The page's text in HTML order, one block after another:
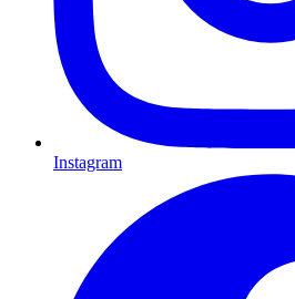
Instagram